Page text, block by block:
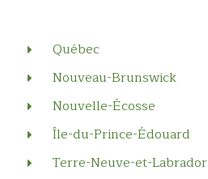
Québec
Nouveau-Brunswick
Nouvelle-Écosse
Île-du-Prince-Édouard
Terre-Neuve-et-Labrador